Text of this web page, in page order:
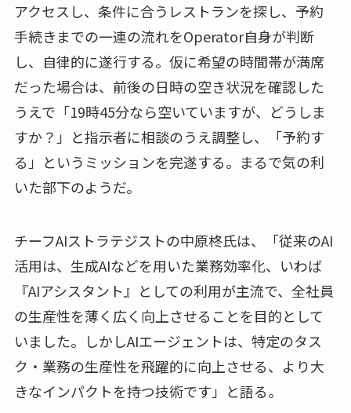
アクセスし、条件に合うレストランを探し、予約
手続きまでの一連の流れをOperator自身が判断
し、自律的に遂行する。仮に希望の時間帯が満席
だった場合は、前後の日時の空き状況を確認した
うえで「19時45分なら空いていますが、どうしま
すか？」と指示者に相談のうえ調整し、「予約す
る」というミッションを完遂する。まるで気の利
いた部下のようだ。
チーフAIストラテジストの中原柊氏は、「従来のAI
活用は、生成AIなどを用いた業務効率化、いわば
『AIアシスタント』としての利用が主流で、全社員
の生産性を薄く広く向上させることを目的として
いました。しかしAIエージェントは、特定のタス
ク・業務の生産性を飛躍的に向上させる、より大
きなインパクトを持つ技術です」と語る。